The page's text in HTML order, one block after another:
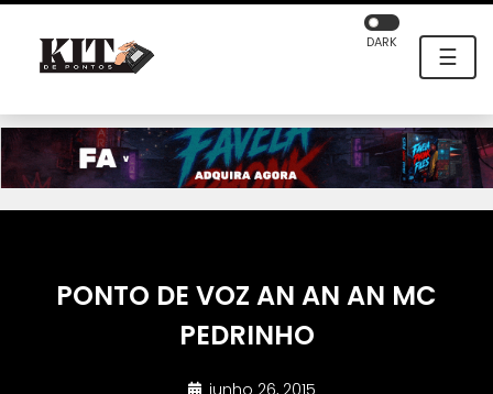
☰
DARK
PONTO DE VOZ AN AN AN MC
PEDRINHO